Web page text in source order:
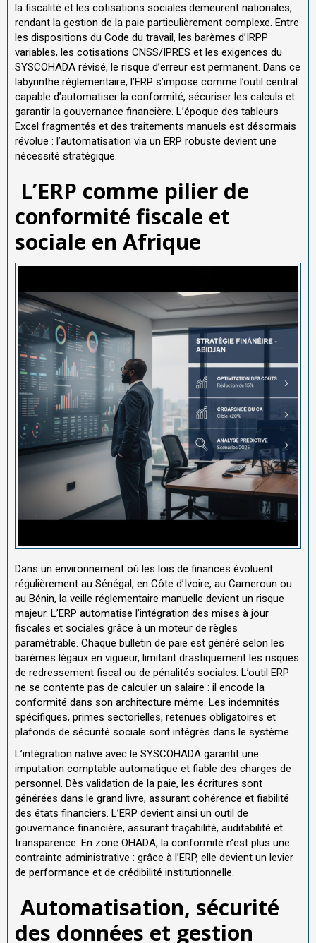
la fiscalité et les cotisations sociales demeurent nationales,
rendant la gestion de la paie particulièrement complexe. Entre
les dispositions du Code du travail, les barèmes d’IRPP
variables, les cotisations CNSS/IPRES et les exigences du
SYSCOHADA révisé, le risque d’erreur est permanent. Dans ce
labyrinthe réglementaire, l’ERP s’impose comme l’outil central
capable d’automatiser la conformité, sécuriser les calculs et
garantir la gouvernance financière. L’époque des tableurs
Excel fragmentés et des traitements manuels est désormais
révolue : l’automatisation via un ERP robuste devient une
nécessité stratégique.
L’ERP comme pilier de
conformité fiscale et
sociale en Afrique
Dans un environnement où les lois de finances évoluent
régulièrement au Sénégal, en Côte d’Ivoire, au Cameroun ou
au Bénin, la veille réglementaire manuelle devient un risque
majeur. L’ERP automatise l’intégration des mises à jour
fiscales et sociales grâce à un moteur de règles
paramétrable. Chaque bulletin de paie est généré selon les
barèmes légaux en vigueur, limitant drastiquement les risques
de redressement fiscal ou de pénalités sociales. L’outil ERP
ne se contente pas de calculer un salaire : il encode la
conformité dans son architecture même. Les indemnités
spécifiques, primes sectorielles, retenues obligatoires et
plafonds de sécurité sociale sont intégrés dans le système.
L’intégration native avec le SYSCOHADA garantit une
imputation comptable automatique et fiable des charges de
personnel. Dès validation de la paie, les écritures sont
générées dans le grand livre, assurant cohérence et fiabilité
des états financiers. L’ERP devient ainsi un outil de
gouvernance financière, assurant traçabilité, auditabilité et
transparence. En zone OHADA, la conformité n’est plus une
contrainte administrative : grâce à l’ERP, elle devient un levier
de performance et de crédibilité institutionnelle.
Automatisation, sécurité
des données et gestion